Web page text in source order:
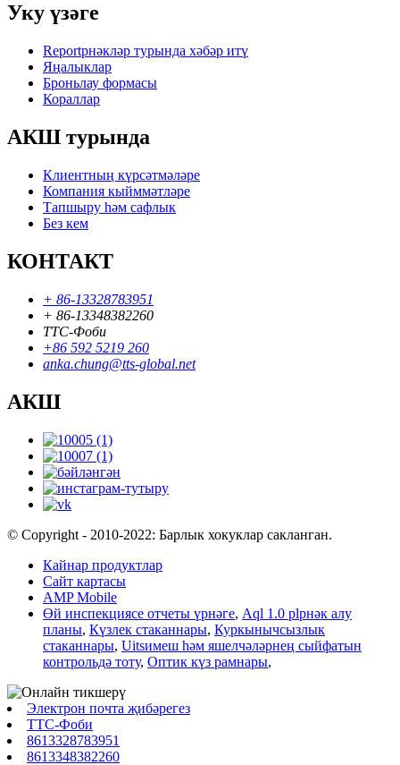
Уку үзәге
Reportрнәкләр турында хәбәр итү
Яңалыклар
Броньлау формасы
Кораллар
АКШ турында
Клиентның күрсәтмәләре
Компания кыйммәтләре
Тапшыру һәм сафлык
Без кем
КОНТАКТ
+ 86-13328783951
+ 86-13348382260
ТТС-Фоби
+86 592 5219 260
anka.chung@tts-global.net
АКШ
© Copyright - 2010-2022: Барлык хокуклар сакланган.
Кайнар продуктлар
Сайт картасы
AMP Mobile
Өй инспекциясе отчеты үрнәге, Aql 1.0 plрнәк алу
планы, Күзлек стаканнары, Куркынычсызлык
стаканнары, Uitsимеш һәм яшелчәләрнең сыйфатын
контрольдә тоту, Оптик күз рамнары,
Электрон почта җибәрегез
ТТС-Фоби
8613328783951
8613348382260